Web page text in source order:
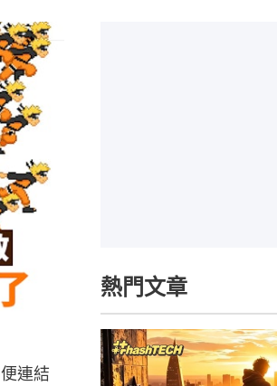
連結
熱門文章